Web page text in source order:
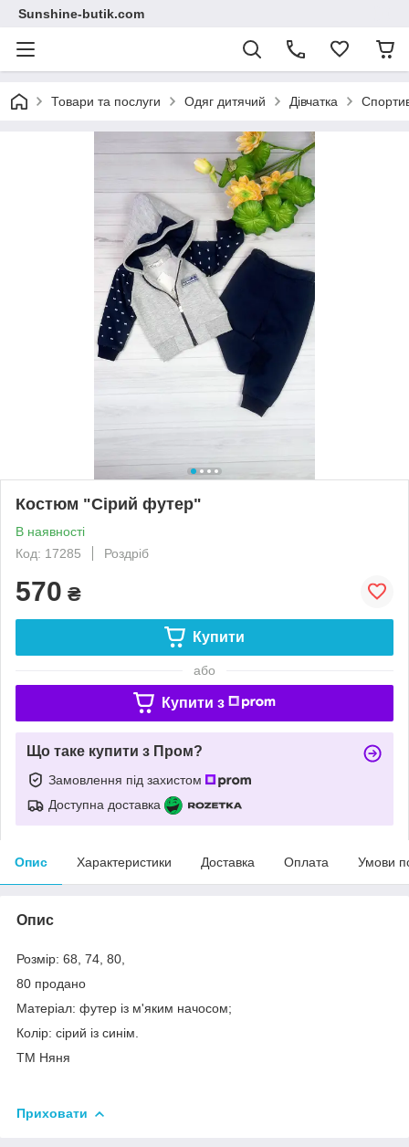
Sunshine-butik.com
Товари та послуги Одяг дитячий Дівчатка
Костюм "Сірий футер"
В наявності
Код: 17285
Роздріб
570 ₴
Купити
або
Купити з
Що таке купити з Пром?
Замовлення під захистом
Доступна доставка
Опис Характеристики Доставка Оплата Умови
Опис
Розмір: 68, 74, 80,
80 продано
Матеріал: футер із м'яким начосом;
Колір: сірий із синім.
ТМ Няня
Приховати